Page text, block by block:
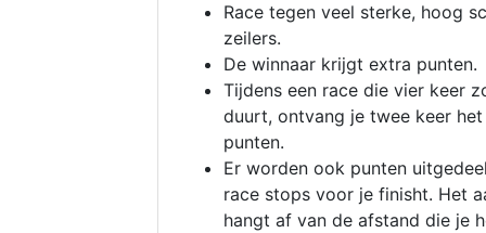
Race tegen veel sterke, hoog
zeilers.
De winnaar krijgt extra punten.
Tijdens een race die vier keer
duurt, ontvang je twee keer
punten.
Er worden ook punten
race stops voor je finisht. Het
hangt af van de afstand die je